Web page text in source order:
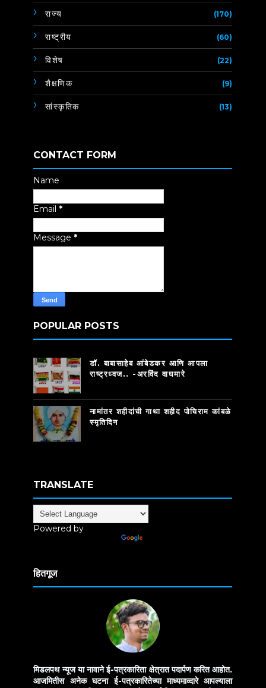
राज्य (170)
राष्ट्रीय (60)
विशेष (22)
शैक्षणिक (9)
सांस्कृतिक (13)
CONTACT FORM
Name
Email *
Message *
POPULAR POSTS
डॉ. बाबासाहेब आंबेडकर आणि आपला
राष्ट्रध्वज.. -अरविंद वाघमारे
नामांतर शहीदांची गाथा शहीद पोचिराम कांबळे
स्मृतिदिन
TRANSLATE
Powered by
हितगूज
मिडलपथ न्यूज या नावाने ई-पत्रकारिता क्षेत्रात पदार्पण करित आहोत.
आजमितीस अनेक घटना ई-पत्रकारितेच्या माध्यमाव्दारे आपल्याला